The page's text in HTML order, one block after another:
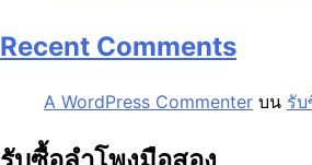
Recent Comments
A WordPress Commenter บน รั